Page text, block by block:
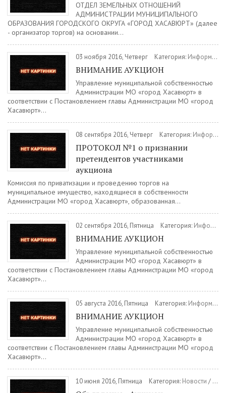
ОТДЕЛ ЗЕМЕЛЬНЫХ ОТНОШЕНИЙ
АДМИНИСТРАЦИИ МУНИЦИПАЛЬНОГО
ОБРАЗОВАНИЯ ГОРОДСКОГО ОКРУГА «ГОРОД ХАСАВЮРТ» (далее
- организатор торгов) на основании...
03 ноября 2016, Четверг Категория: Информация
ВНИМАНИЕ АУКЦИОН
Управление муниципальной собственностью
Администрации МО «город Хасавюрт» в
соответствии с Постановлением главы Администрации МО «город
Хасавюрт»...
08 сентября 2016, Четверг Категория: Информация
ПРОТОКОЛ №1 о признании
претендентов участниками
аукциона
Комиссия по приватизации и проведению торгов на
муниципальное имущество, находящиеся в собственности
Администрации МО «город Хасавюрт», образованная...
02 сентября 2016, Пятница Категория: Информация
ВНИМАНИЕ АУКЦИОН
Управление муниципальной собственностью
Администрации МО «город Хасавюрт» в
соответствии с Постановлением главы Администрации МО «город
Хасавюрт»...
05 августа 2016, Пятница Категория: Информация
ВНИМАНИЕ АУКЦИОН
Управление муниципальной собственностью
Администрации МО «город Хасавюрт» в
соответствии с Постановлением главы Администрации МО «город
Хасавюрт»...
10 июня 2016, Пятница Категория: Новости /